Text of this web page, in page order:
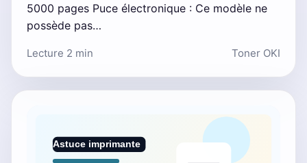
5000 pages Puce électronique : Ce modèle ne
possède pas…
Lecture 2 min Toner OKI